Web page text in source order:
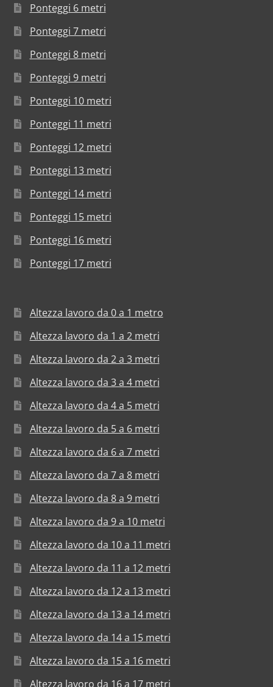
Ponteggi 6 metri
Ponteggi 7 metri
Ponteggi 8 metri
Ponteggi 9 metri
Ponteggi 10 metri
Ponteggi 11 metri
Ponteggi 12 metri
Ponteggi 13 metri
Ponteggi 14 metri
Ponteggi 15 metri
Ponteggi 16 metri
Ponteggi 17 metri
Altezza lavoro da 0 a 1 metro
Altezza lavoro da 1 a 2 metri
Altezza lavoro da 2 a 3 metri
Altezza lavoro da 3 a 4 metri
Altezza lavoro da 4 a 5 metri
Altezza lavoro da 5 a 6 metri
Altezza lavoro da 6 a 7 metri
Altezza lavoro da 7 a 8 metri
Altezza lavoro da 8 a 9 metri
Altezza lavoro da 9 a 10 metri
Altezza lavoro da 10 a 11 metri
Altezza lavoro da 11 a 12 metri
Altezza lavoro da 12 a 13 metri
Altezza lavoro da 13 a 14 metri
Altezza lavoro da 14 a 15 metri
Altezza lavoro da 15 a 16 metri
Altezza lavoro da 16 a 17 metri